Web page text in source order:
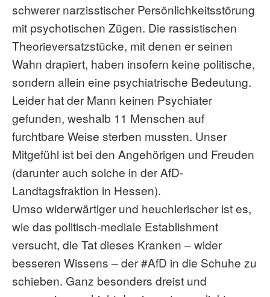
schwerer narzisstischer Persönlichkeitsstörung
mit psychotischen Zügen. Die rassistischen
Theorieversatzstücke, mit denen er seinen
Wahn drapiert, haben insofern keine politische,
sondern allein eine psychiatrische Bedeutung.
Leider hat der Mann keinen Psychiater
gefunden, weshalb 11 Menschen auf
furchtbare Weise sterben mussten. Unser
Mitgefühl ist bei den Angehörigen und Freuden
(darunter auch solche in der AfD-
Landtagsfraktion in Hessen).
Umso widerwärtiger und heuchlerischer ist es,
wie das politisch-mediale Establishment
versucht, die Tat dieses Kranken – wider
besseren Wissens – der #AfD in die Schuhe zu
schieben. Ganz besonders dreist und